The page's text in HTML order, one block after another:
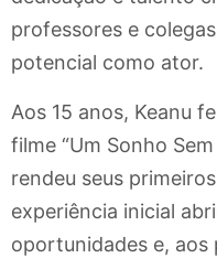
professores e
potencial como ator.
Aos 15 anos, Keanu
filme “Um Sonho
rendeu seus
experiência inicial
oportunidades e, aos